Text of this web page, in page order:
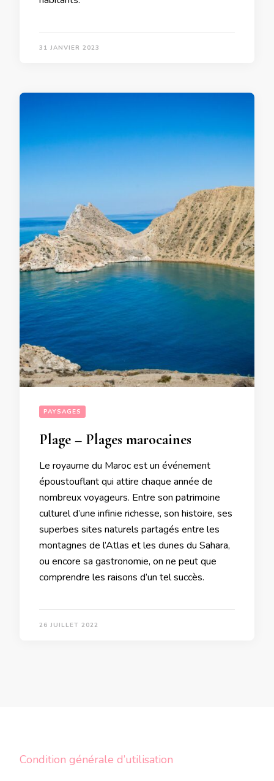
31 JANVIER 2023
PAYSAGES
Plage – Plages marocaines
Le royaume du Maroc est un événement
époustouflant qui attire chaque année de
nombreux voyageurs. Entre son patrimoine
culturel d’une infinie richesse, son histoire, ses
superbes sites naturels partagés entre les
montagnes de l’Atlas et les dunes du Sahara,
ou encore sa gastronomie, on ne peut que
comprendre les raisons d’un tel succès.
26 JUILLET 2022
Condition générale d’utilisation